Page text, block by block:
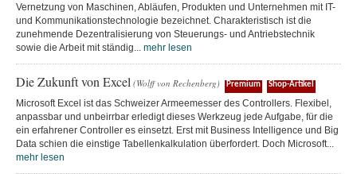
Vernetzung von Maschinen, Abläufen, Produkten und Unternehmen mit IT-
und Kommunikationstechnologie bezeichnet. Charakteristisch ist die
zunehmende Dezentralisierung von Steuerungs- und Antriebstechnik
sowie die Arbeit mit ständig... mehr lesen
Die Zukunft von Excel (Wolff von Rechenberg) Premium Shop-Artikel
Microsoft Excel ist das Schweizer Armeemesser des Controllers. Flexibel,
anpassbar und unbeirrbar erledigt dieses Werkzeug jede Aufgabe, für die
ein erfahrener Controller es einsetzt. Erst mit Business Intelligence und Big
Data schien die einstige Tabellenkalkulation überfordert. Doch Microsoft...
mehr lesen